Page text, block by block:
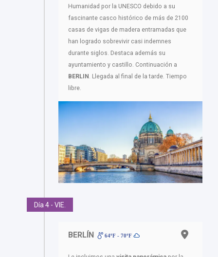
Humanidad por la UNESCO debido a su
fascinante casco histórico de más de 2100
casas de vigas de madera entramadas que
han logrado sobrevivir casi indemnes
durante siglos. Destaca además su
ayuntamiento y castillo. Continuación a
BERLIN . Llegada al final de la tarde. Tiempo
libre.
Día 4 - VIE.
BERLÍN 64ºF - 70ºF